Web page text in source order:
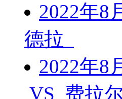
2022年8
德拉
2022年8
VS 费拉